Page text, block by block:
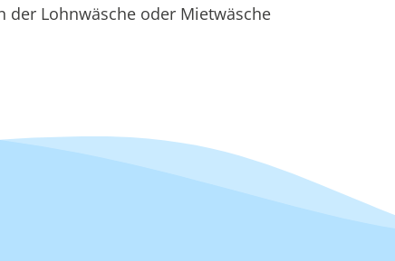
der Lohnwäsche oder Mietwäsche